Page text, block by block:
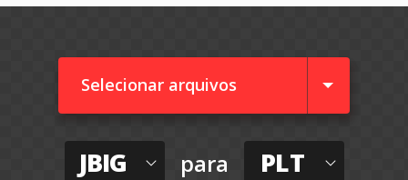
Selecionar arquivos
JBIG para PLT